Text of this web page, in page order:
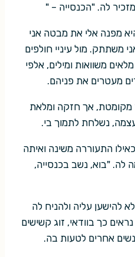
לה. "הכנסייה – "
מפנה אלי את מבטה אני
משתתק. מול עיניי חולפים
משוואות ומילים, אלפי
מעטרים את פניהם.
מקומטת, אך חזקה ומלאת
נשלחת לתמוך בי.
התעוררה משינה ואיתה
לה. "בוא, נשב בכנסייה,
להישען עליה ולהניח לה
כך בוודאי, זוג קשישים
אחרים לטעות בה.